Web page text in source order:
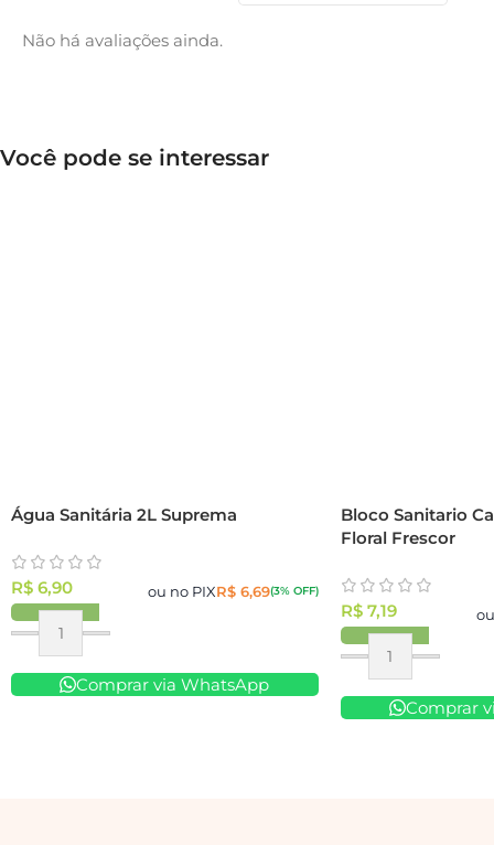
Não há avaliações ainda.
Você pode se interessar
Água Sanitária 2L Suprema
R$ 6,90 ou no PIXR$6,69(3% OFF)
Comprar via WhatsApp
Bloco Sanitario
Floral Frescor
R$7,19
Comprar